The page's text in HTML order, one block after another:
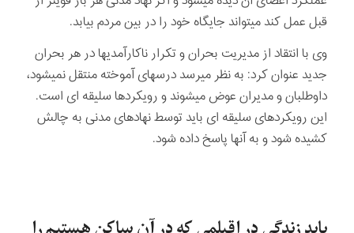
قبل عمل کند می­تواند جایگاه خود را در بین مردم بیابد.
وی با انتقاد از مدیریت بحران و تکرار ناکارآمدی­ها در هر بحران
جدید عنوان کرد: به نظر می­رسد درسهای آموخته منتقل نمی­شود،
داوطلبان و مدیران عوض می­شوند و رویکردها سلیقه­ ای است.
این رویکردهای سلیقه­ ای باید توسط نهادهای مدنی به چالش
کشیده شود و به آنها پاسخ داده شود.